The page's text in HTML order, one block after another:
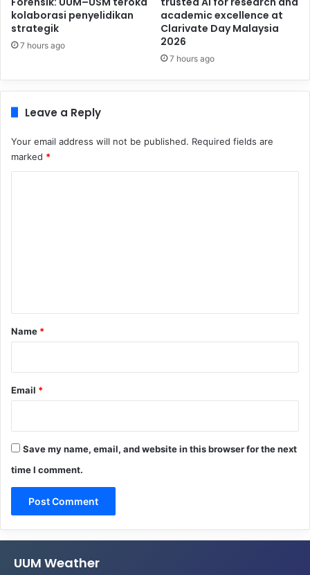
kolaborasi penyelidikan
strategik
7 hours ago
academic excellence at
Clarivate Day Malaysia
2026
7 hours ago
Leave a Reply
Your email address will not be published. Required fields are
marked *
*
Name *
Email *
Save my name, email, and website in this browser for the next
time I comment.
UUM Weather